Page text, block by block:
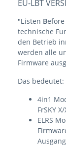
EU-LBT
"Listen Before
technische
den Betrieb
werden alle
Firmware
Das bedeutet:
4in1
FrSKY
ELRS